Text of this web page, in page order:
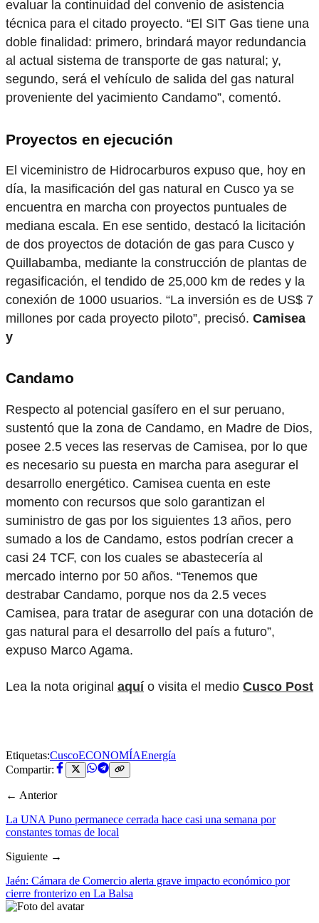
evaluar la continuidad del convenio de asistencia
técnica para el citado proyecto. “El SIT Gas tiene una
doble finalidad: primero, brindará mayor redundancia
al actual sistema de transporte de gas natural; y,
segundo, será el vehículo de salida del gas natural
proveniente del yacimiento Candamo”, comentó.
Proyectos en ejecución
El viceministro de Hidrocarburos expuso que, hoy en
día, la masificación del gas natural en Cusco ya se
encuentra en marcha con proyectos puntuales de
mediana escala. En ese sentido, destacó la licitación
de dos proyectos de dotación de gas para Cusco y
Quillabamba, mediante la construcción de plantas de
regasificación, el tendido de 25,000 km de redes y la
conexión de 1000 usuarios. “La inversión es de US$ 7
millones por cada proyecto piloto”, precisó. Camisea
y
Candamo
Respecto al potencial gasífero en el sur peruano,
sustentó que la zona de Candamo, en Madre de Dios,
posee 2.5 veces las reservas de Camisea, por lo que
es necesario su puesta en marcha para asegurar el
desarrollo energético. Camisea cuenta en este
momento con recursos que solo garantizan el
suministro de gas por los siguientes 13 años, pero
sumado a los de Candamo, estos podrían crecer a
casi 24 TCF, con los cuales se abastecería al
mercado interno por 50 años. “Tenemos que
destrabar Candamo, porque nos da 2.5 veces
Camisea, para tratar de asegurar con una dotación de
gas natural para el desarrollo del país a futuro”,
expuso Marco Agama.
Lea la nota original aquío visita el medio Cusco Post
Etiquetas:CuscoECONOMÍAEnergía
Compartir:
← Anterior
La UNA Puno permanece cerrada hace casi una semana por
constantes tomas de local
Siguiente →
Jaén: Cámara de Comercio alerta grave impacto económico por
cierre fronterizo en La Balsa